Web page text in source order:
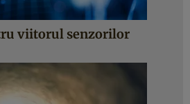
viitorul senzorilor